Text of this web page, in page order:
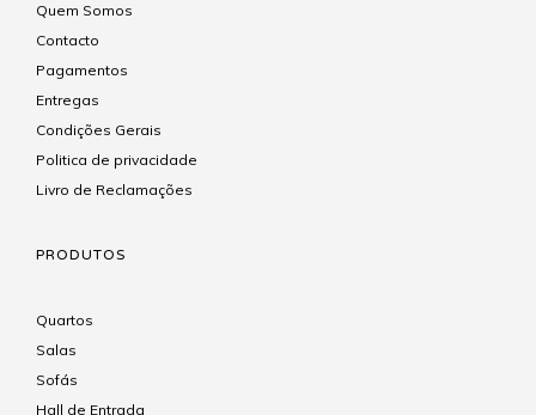
Quem Somos
Contacto
Pagamentos
Entregas
Condições Gerais
Politica de privacidade
Livro de Reclamações
PRODUTOS
Quartos
Salas
Sofás
Hall de Entrada